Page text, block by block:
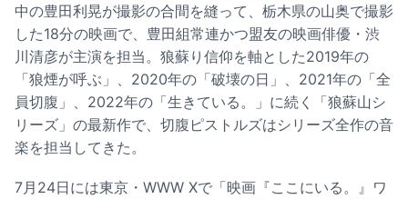
中の豊田利晃が撮影の合間を縫って、栃木県の山奥で撮影
した18分の映画で、豊田組常連かつ盟友の映画俳優・渋
川清彦が主演を担当。狼蘇り信仰を軸とした2019年の
「狼煙が呼ぶ」、2020年の「破壊の日」、2021年の「全
員切腹」、2022年の「生きている。」に続く「狼蘇山シ
リーズ」の最新作で、切腹ピストルズはシリーズ全作の音
楽を担当してきた。
7月24日には東京・WWW Xで「映画『ここにいる。』ワ